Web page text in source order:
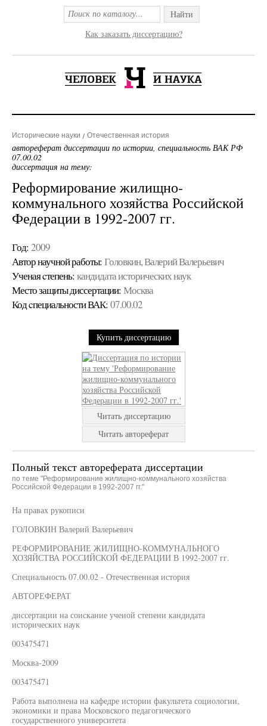
Найти
Как заказать диссертацию?
Исторические науки Отечественная история
автореферат диссертации по истории, специальность ВАК РФ
07.00.02
диссертация на тему:
Реформирование жилищно-
коммунального хозяйства Российской
Федерации в 1992-2007 гг.
Год: 2009
Автор научной работы: Головкин, Валерий Валерьевич
Ученая cтепень: кандидата исторических наук
Место защиты диссертации: Москва
Код cпециальности ВАК: 07.00.02
Купить диссертацию
Читать диссертацию
Читать автореферат
Полный текст автореферата диссертации
по теме "Реформирование жилищно-коммунального хозяйства
Российской Федерации в 1992-2007 гг."
На правах рукописи
ГОЛОВКИН Валерий Валерьевич
РЕФОРМИРОВАНИЕ ЖИЛИЩНО-КОММУНАЛЬНОГО
ХОЗЯЙСТВА РОССИЙСКОЙ ФЕДЕРАЦИИ В 1992-2007 гг.
Специальность 07.00.02 - Отечественная история
АВТОРЕФЕРАТ
диссертации на соискание ученой степени кандидата
исторических наук
003475471
Москва-2009
003475471
Работа выполнена на кафедре истории факультета социологии,
экономики и права Московского педагогического
государственного университета